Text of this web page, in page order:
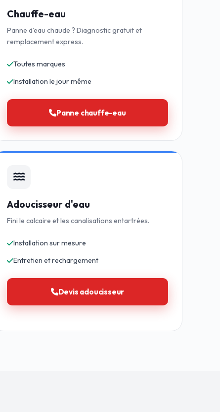
Chauffe-eau
Panne d'eau chaude ? Diagnostic gratuit et
remplacement express.
Toutes marques
Installation le jour même
Panne chauffe-eau
Adoucisseur d'eau
Fini le calcaire et les canalisations entartrées.
Installation sur mesure
Entretien et rechargement
Devis adoucisseur